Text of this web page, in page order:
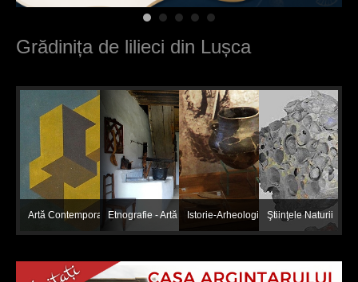
Grădinița de lilieci din Lușca
Artă ContemporanăEtnografie - Artă popularăIstorie-Arheologie Ştiinţele Naturii